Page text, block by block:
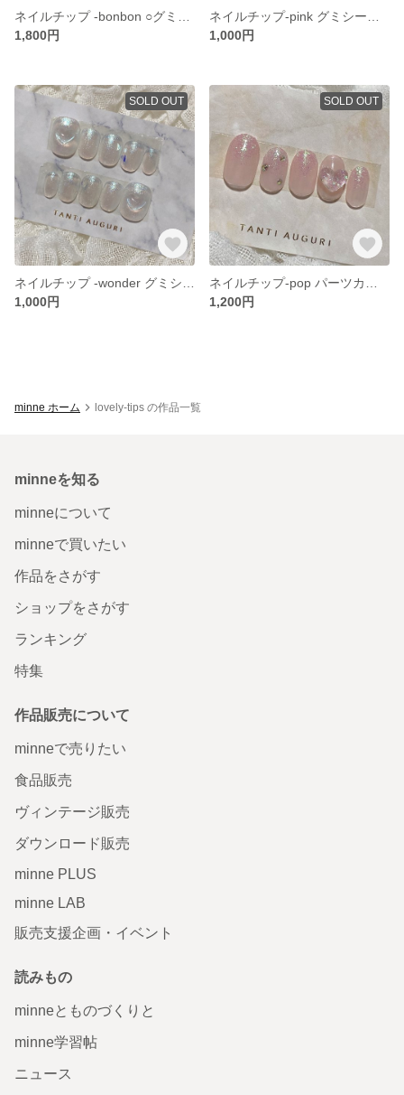
1,800円
1,000円
SOLD OUT
1,000円
SOLD OUT
1,200円
minne ホーム lovely-tips の作品一覧
minneを知る
minneについて
minneで買いたい
作品をさがす
ショップをさがす
ランキング
特集
作品販売について
minneで売りたい
食品販売
ヴィンテージ販売
ダウンロード販売
minne PLUS
minne LAB
販売支援企画・イベント
読みもの
minneとものづくりと
minne学習帖
ニュース